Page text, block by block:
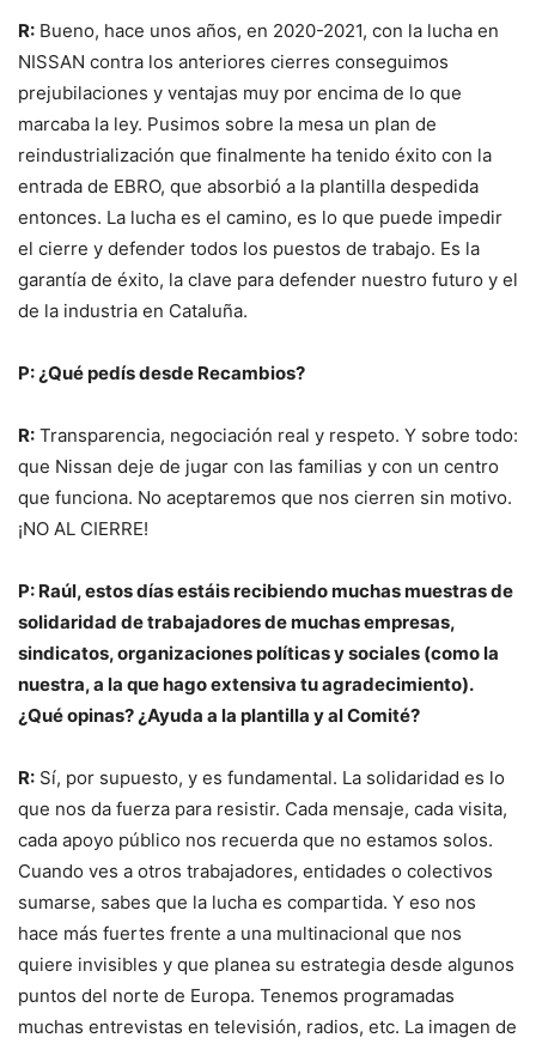
R: Bueno, hace unos años, en 2020-2021, con la lucha en
NISSAN contra los anteriores cierres conseguimos
prejubilaciones y ventajas muy por encima de lo que
marcaba la ley. Pusimos sobre la mesa un plan de
reindustrialización que finalmente ha tenido éxito con la
entrada de EBRO, que absorbió a la plantilla despedida
entonces. La lucha es el camino, es lo que puede impedir
el cierre y defender todos los puestos de trabajo. Es la
garantía de éxito, la clave para defender nuestro futuro y el
de la industria en Cataluña.
P: ¿Qué pedís desde Recambios?
R: Transparencia, negociación real y respeto. Y sobre todo:
que Nissan deje de jugar con las familias y con un centro
que funciona. No aceptaremos que nos cierren sin motivo.
¡NO AL CIERRE!
P: Raúl, estos días estáis recibiendo muchas muestras de
solidaridad de trabajadores de muchas empresas,
sindicatos, organizaciones políticas y sociales (como la
nuestra, a la que hago extensiva tu agradecimiento).
¿Qué opinas? ¿Ayuda a la plantilla y al Comité?
R: Sí, por supuesto, y es fundamental. La solidaridad es lo
que nos da fuerza para resistir. Cada mensaje, cada visita,
cada apoyo público nos recuerda que no estamos solos.
Cuando ves a otros trabajadores, entidades o colectivos
sumarse, sabes que la lucha es compartida. Y eso nos
hace más fuertes frente a una multinacional que nos
quiere invisibles y que planea su estrategia desde algunos
puntos del norte de Europa. Tenemos programadas
muchas entrevistas en televisión, radios, etc. La imagen de